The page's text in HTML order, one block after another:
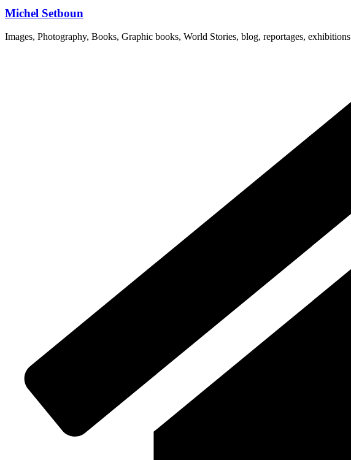
Michel Setboun
Images, Photography, Books, Graphic books, World Stories, blog, reportages, exhibitions